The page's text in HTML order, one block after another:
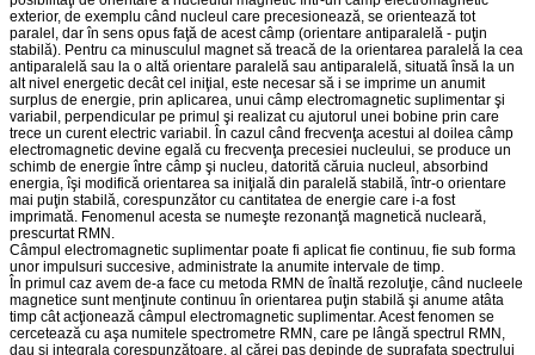
exterior, de exemplu când nucleul care precesionează, se orientează tot
paralel, dar în sens opus faţă de acest câmp (orientare antiparalelă - puţin
stabilă). Pentru ca minusculul magnet să treacă de la orientarea paralelă la cea
antiparalelă sau la o altă orientare paralelă sau antiparalelă, situată însă la un
alt nivel energetic decât cel iniţial, este necesar să i se imprime un anumit
surplus de energie, prin aplicarea, unui câmp electromagnetic suplimentar şi
variabil, perpendicular pe primul şi realizat cu ajutorul unei bobine prin care
trece un curent electric variabil. În cazul când frecvenţa acestui al doilea câmp
electromagnetic devine egală cu frecvenţa precesiei nucleului, se produce un
schimb de energie între câmp şi nucleu, datorită căruia nucleul, absorbind
energia, îşi modifică orientarea sa iniţială din paralelă stabilă, într-o orientare
mai puţin stabilă, corespunzător cu cantitatea de energie care i-a fost
imprimată. Fenomenul acesta se numeşte rezonanţă magnetică nucleară,
prescurtat RMN.
Câmpul electromagnetic suplimentar poate fi aplicat fie continuu, fie sub forma
unor impulsuri succesive, administrate la anumite intervale de timp.
În primul caz avem de-a face cu metoda RMN de înaltă rezoluţie, când nucleele
magnetice sunt menţinute continuu în orientarea puţin stabilă şi anume atâta
timp cât acţionează câmpul electromagnetic suplimentar. Acest fenomen se
cercetează cu aşa numitele spectrometre RMN, care pe lângă spectrul RMN,
dau şi integrala corespunzătoare, al cărei pas depinde de suprafaţa spectrului